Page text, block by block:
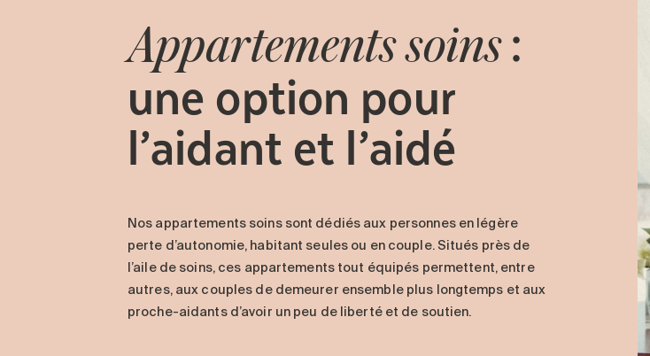
Appartements soins :
une option pour
l’aidant et l’aidé
Nos appartements soins sont dédiés aux personnes en légère
perte d’autonomie, habitant seules ou en couple. Situés près de
l’aile de soins, ces appartements tout équipés permettent, entre
autres, aux couples de demeurer ensemble plus longtemps et aux
proche-aidants d’avoir un peu de liberté et de soutien.